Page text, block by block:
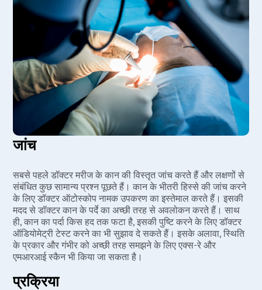
जांच
सबसे पहले डॉक्टर मरीज के कान की विस्तृत जांच करते हैं और लक्षणों से
संबंधित कुछ सामान्य प्रश्न पूछते हैं। कान के भीतरी हिस्से की जांच करने
के लिए डॉक्टर ऑटोस्कोप नामक उपकरण का इस्तेमाल करते हैं। इसकी
मदद से डॉक्टर कान के पर्दे का अच्छी तरह से अवलोकन करते हैं। साथ
ही, कान का पर्दा किस हद तक फटा है, इसकी पुष्टि करने के लिए डॉक्टर
ऑडियोमेट्री टेस्ट करने का भी सुझाव दे सकते हैं। इसके अलावा, स्थिति
के प्रकार और गंभीर को अच्छी तरह समझने के लिए एक्स-रे और
एमआरआई स्कैन भी किया जा सकता है।
प्रक्रिया